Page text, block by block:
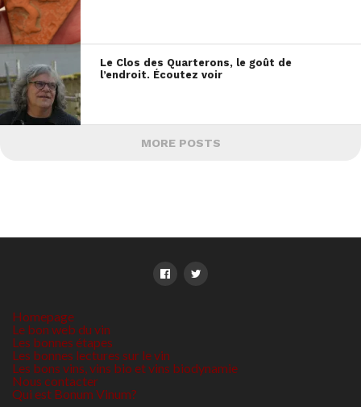
Le Clos des Quarterons, le goût de
l’endroit. Écoutez voir
MORE POSTS
Homepage
Le bon web du vin
Les bonnes étapes
Les bonnes lectures sur le vin
Les bons vins, vins bio et vins biodynamie
Nous contacter
Qui est Bonum Vinum?